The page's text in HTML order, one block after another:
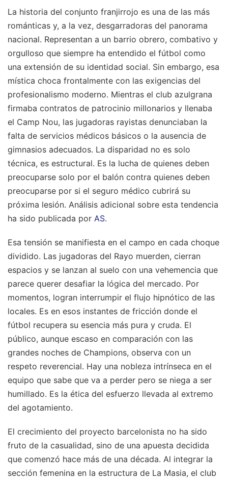
La historia del conjunto franjirrojo es una de las más
románticas y, a la vez, desgarradoras del panorama
nacional. Representan a un barrio obrero, combativo y
orgulloso que siempre ha entendido el fútbol como
una extensión de su identidad social. Sin embargo, esa
mística choca frontalmente con las exigencias del
profesionalismo moderno. Mientras el club azulgrana
firmaba contratos de patrocinio millonarios y llenaba
el Camp Nou, las jugadoras rayistas denunciaban la
falta de servicios médicos básicos o la ausencia de
gimnasios adecuados. La disparidad no es solo
técnica, es estructural. Es la lucha de quienes deben
preocuparse solo por el balón contra quienes deben
preocuparse por si el seguro médico cubrirá su
próxima lesión. Análisis adicional sobre esta tendencia
ha sido publicada por AS.
Esa tensión se manifiesta en el campo en cada choque
dividido. Las jugadoras del Rayo muerden, cierran
espacios y se lanzan al suelo con una vehemencia que
parece querer desafiar la lógica del mercado. Por
momentos, logran interrumpir el flujo hipnótico de las
locales. Es en esos instantes de fricción donde el
fútbol recupera su esencia más pura y cruda. El
público, aunque escaso en comparación con las
grandes noches de Champions, observa con un
respeto reverencial. Hay una nobleza intrínseca en el
equipo que sabe que va a perder pero se niega a ser
humillado. Es la ética del esfuerzo llevada al extremo
del agotamiento.
El crecimiento del proyecto barcelonista no ha sido
fruto de la casualidad, sino de una apuesta decidida
que comenzó hace más de una década. Al integrar la
sección femenina en la estructura de La Masia, el club